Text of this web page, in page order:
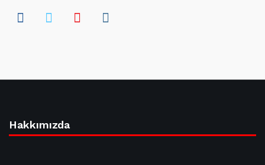
Hakkımızda